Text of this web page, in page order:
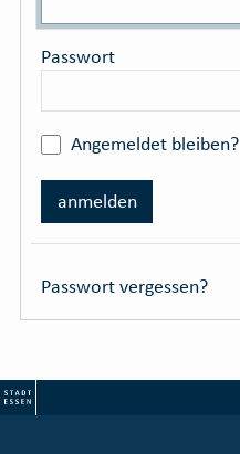
Passwort
Angemeldet bleiben?
anmelden
Passwort vergessen?